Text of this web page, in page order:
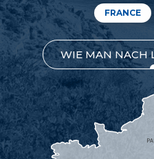
FRANCE
WIE MAN NACH